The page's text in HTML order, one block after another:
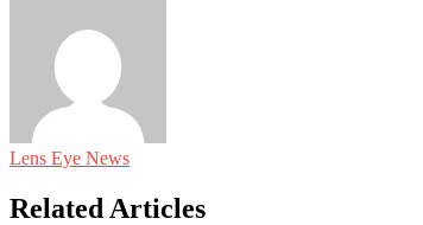
Lens Eye News
Related Articles